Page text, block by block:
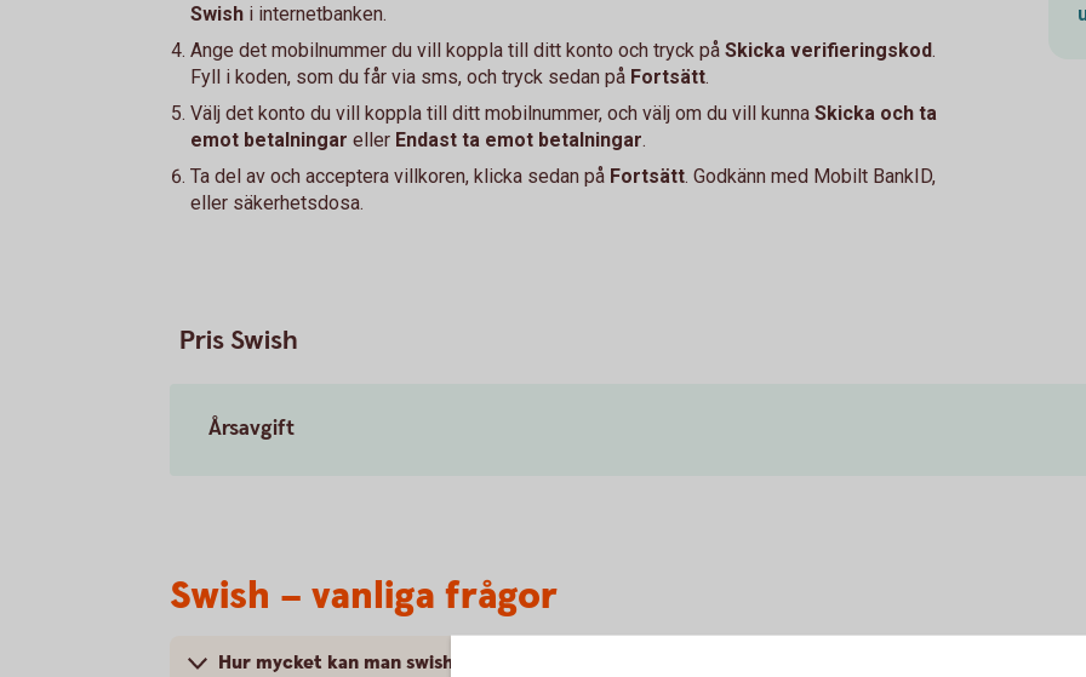
Swish i internetbanken.
Ange det mobilnummer du vill koppla till ditt konto och tryck på Skicka verifieringskod.
Fyll i koden, som du får via sms, och tryck sedan på Fortsätt.
Välj det konto du vill koppla till ditt mobilnummer, och välj om du vill kunna Skicka och ta
emot betalningar eller Endast ta emot betalningar.
Ta del av och acceptera villkoren, klicka sedan på Fortsätt. Godkänn med Mobilt BankID,
eller säkerhetsdosa.
Pris Swish
Årsavgift
Swish – vanliga frågor
Hur mycket kan man swisha och hur ändrar man beloppsgräns?